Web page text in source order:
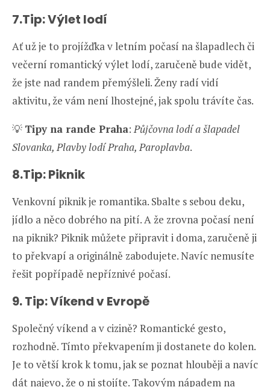
7.Tip: Výlet lodí
Ať už je to projížďka v letním počasí na šlapadlech či
večerní romantický výlet lodí, zaručeně bude vidět,
že jste nad randem přemýšleli. Ženy radí vidí
aktivitu, že vám není lhostejné, jak spolu trávíte čas.
💡 Tipy na rande Praha:Půjčovna lodí a šlapadel
Slovanka, Plavby lodí Praha, Paroplavba.
8.Tip: Piknik
Venkovní piknik je romantika. Sbalte s sebou deku,
jídlo a něco dobrého na pití. A že zrovna počasí není
na piknik? Piknik můžete připravit i doma, zaručeně ji
to překvapí a originálně zabodujete. Navíc nemusíte
řešit popřípadě nepříznivé počasí.
9. Tip: Víkend v Evropě
Společný víkend a v cizině? Romantické gesto,
rozhodně. Tímto překvapením ji dostanete do kolen.
Je to větší krok k tomu, jak se poznat hlouběji a navíc
dát najevo, že o ni stojíte. Takovým nápadem na